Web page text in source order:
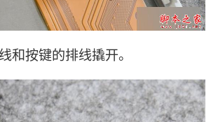
和按键的排线撬开。